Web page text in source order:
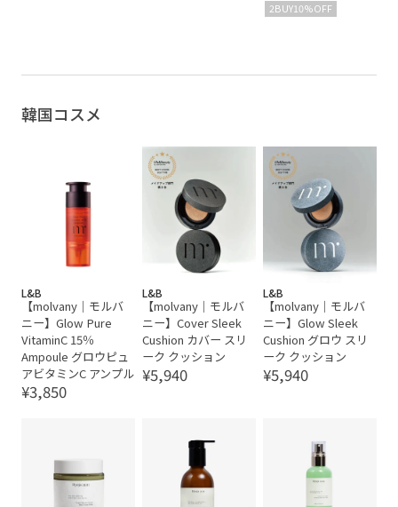
2BUY10%OFF
韓国コスメ
L&B
【molvany｜モルバ
ニー】Glow Pure
VitaminC 15％
Ampoule グロウピュ
アビタミンC アンプル
¥3,850
L&B
【molvany｜モルバ
ニー】Cover Sleek
Cushion カバー スリ
ーク クッション
¥5,940
L&B
【molvany｜モルバ
ニー】Glow Sleek
Cushion グロウ スリ
ーク クッション
¥5,940